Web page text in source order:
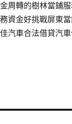
周轉的樹林當鋪
資金好挑戰屏東
汽車合法借貸汽